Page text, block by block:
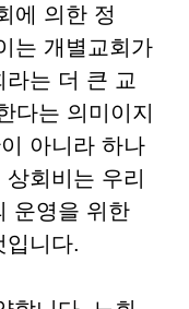
에 의한 정
는 개별교회가
는 더 큰 교
다는 의미이지
아니라 하나
회비는 우리
운영을 위한
입니다.